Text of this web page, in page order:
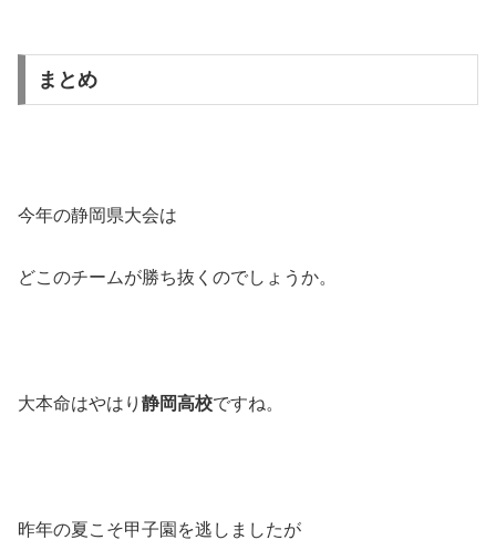
まとめ
今年の静岡県大会は
どこのチームが勝ち抜くのでしょうか。
大本命はやはり 静岡高校ですね。
昨年の夏こそ甲子園を逃しましたが